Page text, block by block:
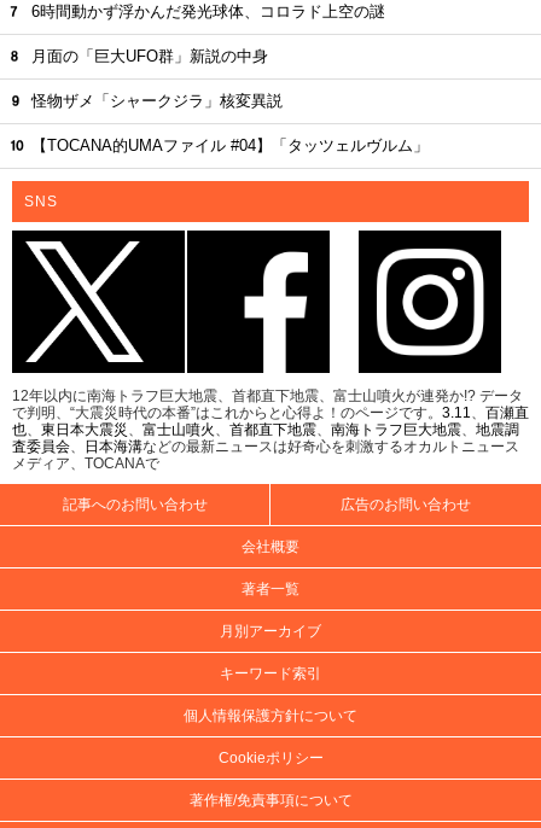
6時間動かず浮かんだ発光球体、コロラド上空の謎
月面の「巨大UFO群」新説の中身
怪物ザメ「シャークジラ」核変異説
【TOCANA的UMAファイル #04】「タッツェルヴルム」
SNS
12年以内に南海トラフ巨大地震、首都直下地震、富士山噴火が連発か!? データ
で判明、“大震災時代の本番”はこれからと心得よ！のページです。 3.11、 百瀬直
也、 東日本大震災 、 富士山噴火 、 首都直下地震、 南海トラフ巨大地震、 地震調
査委員会、 日本海溝などの最新ニュースは好奇心を刺激するオカルトニュース
メディア、TOCANAで
記事へのお問い合わせ 広告のお問い合わせ
会社概要
著者一覧
月別アーカイブ
キーワード索引
個人情報保護方針について
Cookieポリシー
著作権/免責事項について